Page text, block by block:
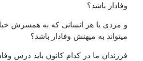
وفادار باشد؟
و مردی یا هر انسانی که به همسرش
میتواند به میهنش وفادار باشد؟
فرزندان ما در کدام کانون باید درس